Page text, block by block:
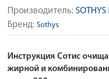
Производитель: SOTHYS
Бренд: Sothys
Инструкция Сотис
жирной и